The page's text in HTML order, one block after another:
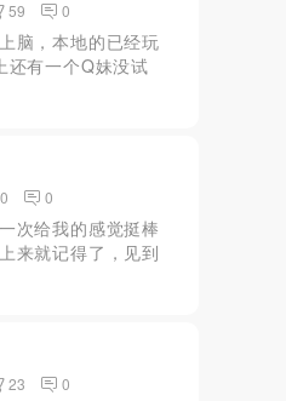
59 0
脑，本地的已经玩
还有一个Q妹没试
，迫不及待的打开
上询问原来她不上
0 0
次给我的感觉挺棒
来就记得了，见到
瓶水，递拖鞋给我
到房间，正式做服
23 0